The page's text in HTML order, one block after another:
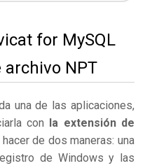
for MySQL
NPT
una de las aplicaciones,
con la extensión de
de dos maneras: una
de Windows y las